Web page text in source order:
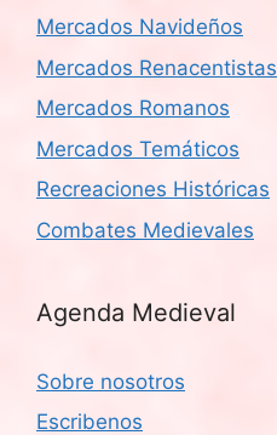
Mercados Navideños
Mercados Renacentistas
Mercados Romanos
Mercados Temáticos
Recreaciones Históricas
Combates Medievales
Agenda Medieval
Sobre nosotros
Escribenos